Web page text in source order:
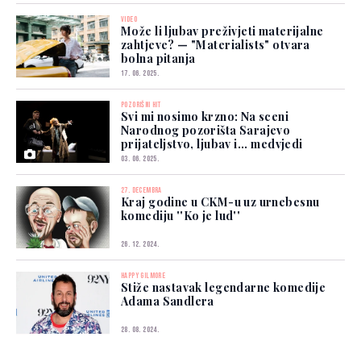
VIDEO
Može li ljubav preživjeti materijalne
zahtjeve? — "Materialists" otvara
bolna pitanja
17. 06. 2025.
POZORIŠNI HIT
Svi mi nosimo krzno: Na sceni
Narodnog pozorišta Sarajevo
prijateljstvo, ljubav i... medvjedi
03. 06. 2025.
27. DECEMBRA
Kraj godine u CKM-u uz urnebesnu
komediju ''Ko je lud''
26. 12. 2024.
HAPPY GILMORE
Stiže nastavak legendarne komedije
Adama Sandlera
28. 08. 2024.